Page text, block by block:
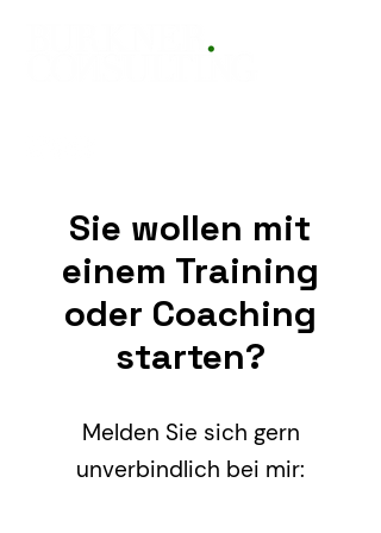
Sie wollen mit
einem Training
oder Coaching
starten?
Melden Sie sich gern
unverbindlich bei mir: